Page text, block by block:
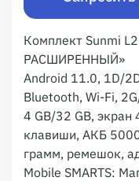
Комплект Sunmi
РАСШИРЕННЫЙ»
Android 11.0, 1D/
Bluetooth, Wi-Fi,
4 GB/32 GB,
клавиши, АКБ
грамм, ремешок,
Mobile SMARTS: